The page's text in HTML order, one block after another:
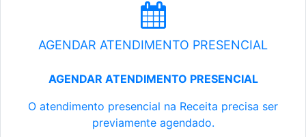
AGENDAR ATENDIMENTO PRESENCIAL
AGENDAR ATENDIMENTO PRESENCIAL
O atendimento presencial na Receita precisa ser
previamente agendado.